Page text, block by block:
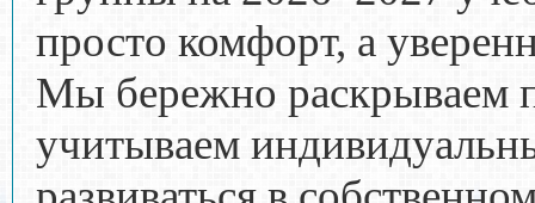
просто комфорт, а
Мы бережно раскрываем
учитываем